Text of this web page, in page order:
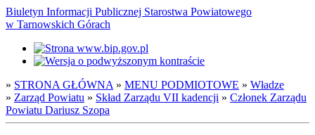
Biuletyn Informacji Publicznej Starostwa Powiatowego
w Tarnowskich Górach
» STRONA GŁÓWNA » MENU PODMIOTOWE » Władze
» Zarząd Powiatu » Skład Zarządu VII kadencji » Członek Zarządu
Powiatu Dariusz Szopa